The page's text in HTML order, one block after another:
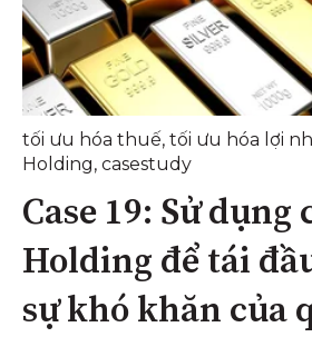
tối ưu hóa thuế, tối ưu hóa lợi
Holding, casestudy
Case 19: Sử dụng
Holding để tái
sự khó khăn của